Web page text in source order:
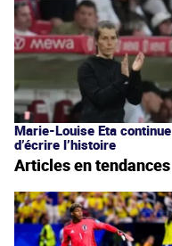
Marie-Louise Eta continue
d’écrire l’histoire
Articles en tendances